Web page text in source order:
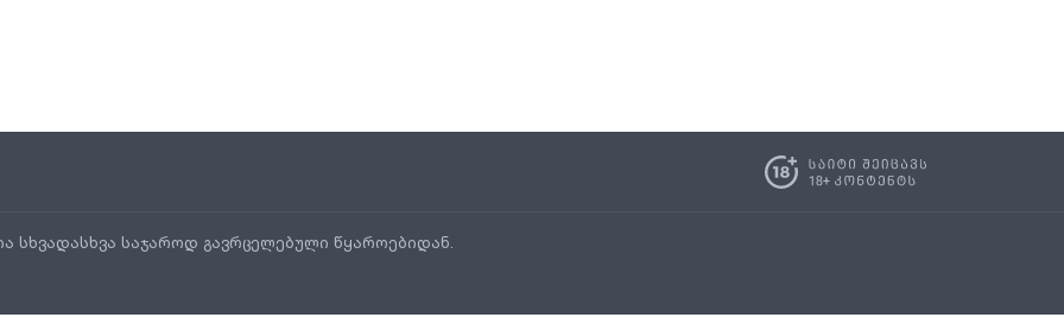
სხვადასხვა საჯაროდ გავრცელებული წყაროებიდან.